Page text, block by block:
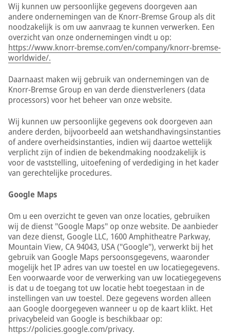
Wij kunnen uw persoonlijke gegevens doorgeven aan
andere ondernemingen van de Knorr-Bremse Group als dit
noodzakelijk is om uw aanvraag te kunnen verwerken. Een
overzicht van onze ondernemingen vindt u op:
https://www.knorr-bremse.com/en/company/knorr-bremse-
worldwide/.
Daarnaast maken wij gebruik van ondernemingen van de
Knorr-Bremse Group en van derde dienstverleners (data
processors) voor het beheer van onze website.
Wij kunnen uw persoonlijke gegevens ook doorgeven aan
andere derden, bijvoorbeeld aan wetshandhavingsinstanties
of andere overheidsinstanties, indien wij daartoe wettelijk
verplicht zijn of indien de bekendmaking noodzakelijk is
voor de vaststelling, uitoefening of verdediging in het kader
van gerechtelijke procedures.
Google Maps
Om u een overzicht te geven van onze locaties, gebruiken
wij de dienst "Google Maps" op onze website. De aanbieder
van deze dienst, Google LLC, 1600 Amphitheatre Parkway,
Mountain View, CA 94043, USA ("Google"), verwerkt bij het
gebruik van Google Maps persoonsgegevens, waaronder
mogelijk het IP adres van uw toestel en uw locatiegegevens.
Een voorwaarde voor de verwerking van uw locatiegegevens
is dat u de toegang tot uw locatie hebt toegestaan in de
instellingen van uw toestel. Deze gegevens worden alleen
aan Google doorgegeven wanneer u op de kaart klikt. Het
privacybeleid van Google is beschikbaar op:
https://policies.google.com/privacy.